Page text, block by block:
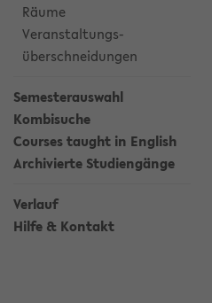
Räume
Veranstaltungs-
überschneidungen
Semesterauswahl
Kombisuche
Courses taught in English
Archivierte Studiengänge
Verlauf
Hilfe & Kontakt